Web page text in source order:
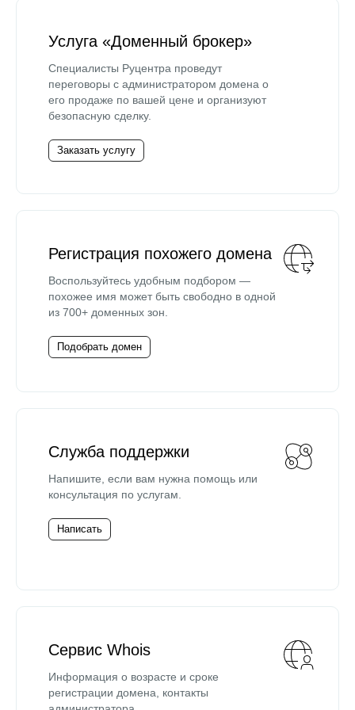
Услуга «Доменный брокер»
Специалисты Руцентра проведут
переговоры с администратором домена о
его продаже по вашей цене и организуют
безопасную сделку.
Заказать услугу
Регистрация похожего домена
Воспользуйтесь удобным подбором —
похожее имя может быть свободно в одной
из 700+ доменных зон.
Подобрать домен
Служба поддержки
Напишите, если вам нужна помощь или
консультация по услугам.
Написать
Сервис Whois
Информация о возрасте и сроке
регистрации домена, контакты